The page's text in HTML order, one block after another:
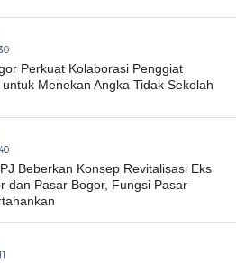
Perkuat Kolaborasi Penggiat
Menekan Angka Tidak Sekolah
Beberkan Konsep Revitalisasi Eks
dan Pasar Bogor, Fungsi Pasar